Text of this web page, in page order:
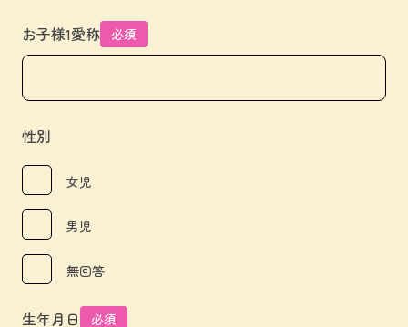
お子様1愛称 必須
性別
女児
男児
無回答
生年月日 必須